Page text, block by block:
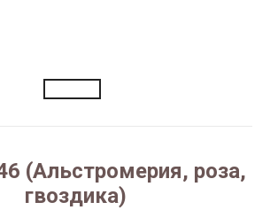
(Альстромерия, роза,
гвоздика)